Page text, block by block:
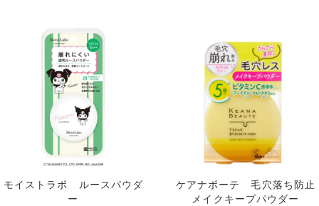
モイストラボ ルースパウダ
ー
ケアナボーテ 毛穴落ち防止
メイクキープパウダー